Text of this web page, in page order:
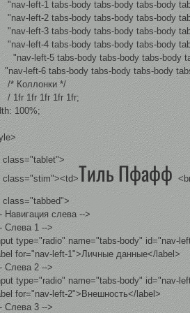
left-1 tabs-body tabs-body tabs-body
left-2 tabs-body tabs-body tabs-body
left-3 tabs-body tabs-body tabs-body
left-4 tabs-body tabs-body tabs-body
left-5 tabs-body tabs-body tabs-body
left-6 tabs-body tabs-body tabs-body
*/
1fr 1fr 1fr 1fr;
100%;
class="tablet">
class="stim"><td>Тиль Пфафф
class="tabbed">
слева -->
1 -->
type="radio" name="tabs-body" id="nav-
for="nav-left-1">Личные данные</label>
2 -->
type="radio" name="tabs-body" id="nav-
for="nav-left-2">Внешность</label>
3 -->